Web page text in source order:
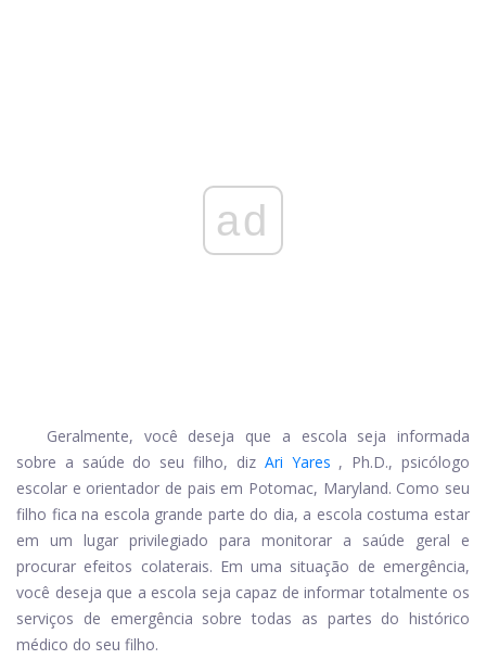
ad
Geralmente, você deseja que a escola seja informada
sobre a saúde do seu filho, diz Ari Yares , Ph.D., psicólogo
escolar e orientador de pais em Potomac, Maryland. Como seu
filho fica na escola grande parte do dia, a escola costuma estar
em um lugar privilegiado para monitorar a saúde geral e
procurar efeitos colaterais. Em uma situação de emergência,
você deseja que a escola seja capaz de informar totalmente os
serviços de emergência sobre todas as partes do histórico
médico do seu filho.